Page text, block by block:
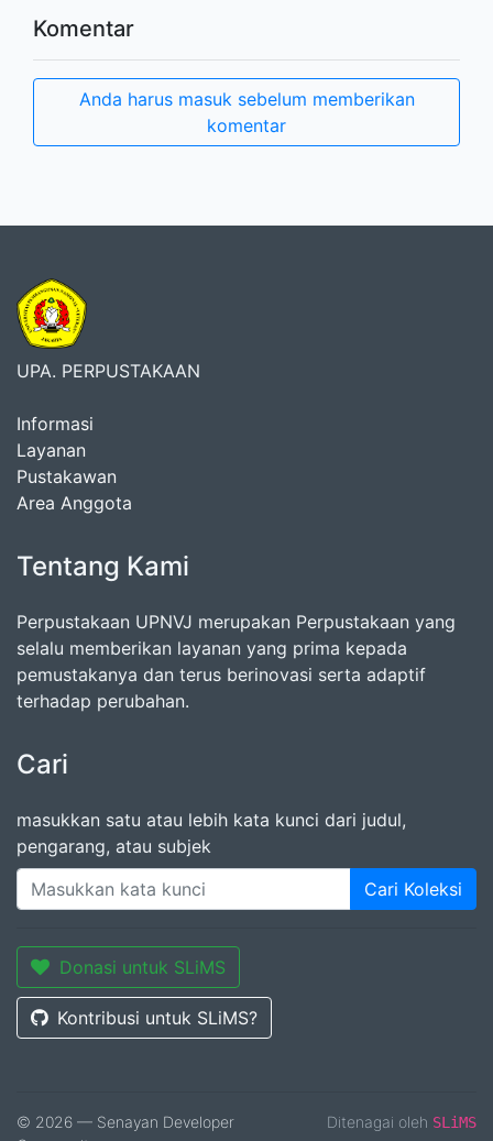
Komentar
Anda harus masuk sebelum memberikan
komentar
UPA. PERPUSTAKAAN
Informasi
Layanan
Pustakawan
Area Anggota
Tentang Kami
Perpustakaan UPNVJ merupakan Perpustakaan yang
selalu memberikan layanan yang prima kepada
pemustakanya dan terus berinovasi serta adaptif
terhadap perubahan.
Cari
masukkan satu atau lebih kata kunci dari judul,
pengarang, atau subjek
Cari Koleksi
Donasi untuk SLiMS
Kontribusi untuk SLiMS?
© 2026 — Senayan Developer
Ditenagai oleh SLiMS